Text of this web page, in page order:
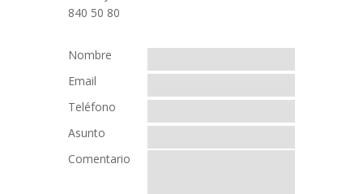
Nombre
Email
Teléfono
Asunto
Comentario